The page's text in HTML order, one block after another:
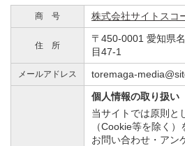
商 号 株式会社サイトスコ
住 所
〒450-0001 愛知県
目47-1
メールアドレス toremaga-
個人情報の取り扱い
当サイトでは原則と
（Cookie等を除く）
お問い合わせ・アン